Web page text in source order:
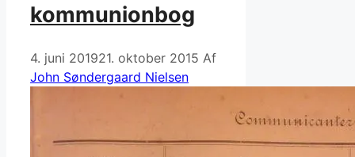
kommunionbog
4. juni 201921. oktober 2015 Af
John Søndergaard Nielsen